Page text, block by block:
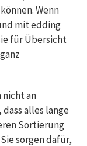
Wenn
mit edding
für Übersicht
nicht an
alles lange
Sortierung
sorgen dafür,